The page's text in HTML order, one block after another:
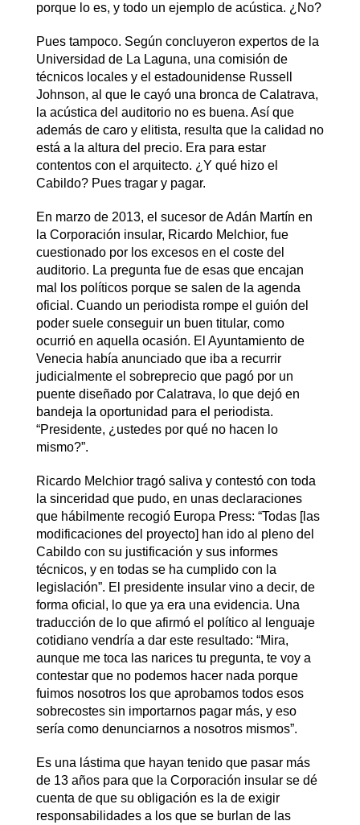
porque lo es, y todo un ejemplo de acústica. ¿No?
Pues tampoco. Según concluyeron expertos de la
Universidad de La Laguna, una comisión de
técnicos locales y el estadounidense Russell
Johnson, al que le cayó una bronca de Calatrava,
la acústica del auditorio no es buena. Así que
además de caro y elitista, resulta que la calidad no
está a la altura del precio. Era para estar
contentos con el arquitecto. ¿Y qué hizo el
Cabildo? Pues tragar y pagar.
En marzo de 2013, el sucesor de Adán Martín en
la Corporación insular, Ricardo Melchior, fue
cuestionado por los excesos en el coste del
auditorio. La pregunta fue de esas que encajan
mal los políticos porque se salen de la agenda
oficial. Cuando un periodista rompe el guión del
poder suele conseguir un buen titular, como
ocurrió en aquella ocasión. El Ayuntamiento de
Venecia había anunciado que iba a recurrir
judicialmente el sobreprecio que pagó por un
puente diseñado por Calatrava, lo que dejó en
bandeja la oportunidad para el periodista.
“Presidente, ¿ustedes por qué no hacen lo
mismo?”.
Ricardo Melchior tragó saliva y contestó con toda
la sinceridad que pudo, en unas declaraciones
que hábilmente recogió Europa Press: “Todas [las
modificaciones del proyecto] han ido al pleno del
Cabildo con su justificación y sus informes
técnicos, y en todas se ha cumplido con la
legislación”. El presidente insular vino a decir, de
forma oficial, lo que ya era una evidencia. Una
traducción de lo que afirmó el político al lenguaje
cotidiano vendría a dar este resultado: “Mira,
aunque me toca las narices tu pregunta, te voy a
contestar que no podemos hacer nada porque
fuimos nosotros los que aprobamos todos esos
sobrecostes sin importarnos pagar más, y eso
sería como denunciarnos a nosotros mismos”.
Es una lástima que hayan tenido que pasar más
de 13 años para que la Corporación insular se dé
cuenta de que su obligación es la de exigir
responsabilidades a los que se burlan de las